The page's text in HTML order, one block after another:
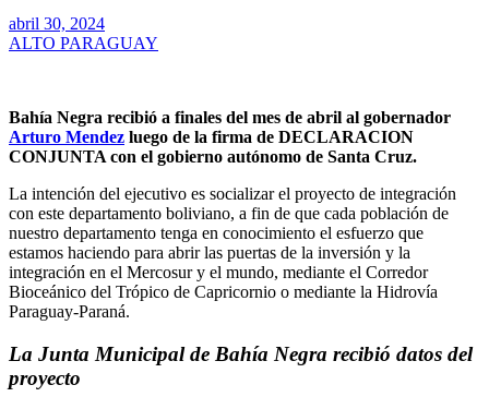
abril 30, 2024
ALTO PARAGUAY
Bahía Negra recibió a finales del mes de abril al gobernador
Arturo Mendez luego de la firma de DECLARACION
CONJUNTA con el gobierno autónomo de Santa Cruz.
La intención del ejecutivo es socializar el proyecto de integración
con este departamento boliviano, a fin de que cada población de
nuestro departamento tenga en conocimiento el esfuerzo que
estamos haciendo para abrir las puertas de la inversión y la
integración en el Mercosur y el mundo, mediante el Corredor
Bioceánico del Trópico de Capricornio o mediante la Hidrovía
Paraguay-Paraná.
La Junta Municipal de Bahía Negra recibió datos del
proyecto